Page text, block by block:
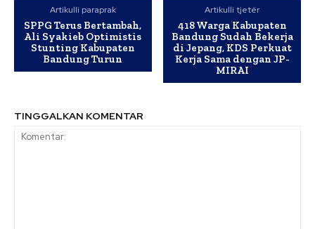
Artikulli paraprak
SPPG Terus Bertambah,
Ali Syakieb Optimistis
Stunting Kabupaten
Bandung Turun
Artikulli tjetër
418 Warga Kabupaten
Bandung Sudah Bekerja
di Jepang, KDS Perkuat
Kerja Sama dengan JP-
MIRAI
TINGGALKAN KOMENTAR